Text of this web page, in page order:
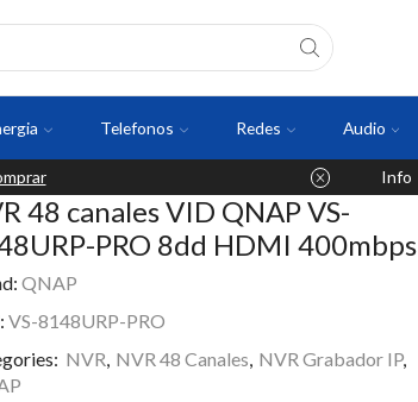
Telefonos Redes Audio
Info
48 canales VID QNAP VS-
PRO 8dd HDMI 400mbps
QNAP
VS-8148URP-PRO
NVR, NVR 48 Canales, NVR Grabador IP,